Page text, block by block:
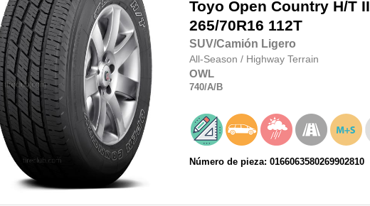
Toyo Open Country H/T II
265/70R16 112T
SUV/Camión Ligero
All-Season / Highway Terrain
OWL
740/A/B
Número de pieza: 0166063580269902810